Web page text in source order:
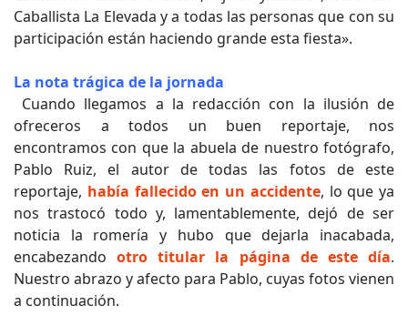
Caballista La Elevada y a todas las personas que con su
participación están haciendo grande esta fiesta».
La nota trágica de la jornada
Cuando llegamos a la redacción con la ilusión de
ofreceros a todos un buen reportaje, nos
encontramos con que la abuela de nuestro fotógrafo,
Pablo Ruiz, el autor de todas las fotos de este
reportaje, había fallecido en un accidente, lo que ya
nos trastocó todo y, lamentablemente, dejó de ser
noticia la romería y hubo que dejarla inacabada,
encabezandootro titular la página de este día.
Nuestro abrazo y afecto para Pablo, cuyas fotos vienen
a continuación.